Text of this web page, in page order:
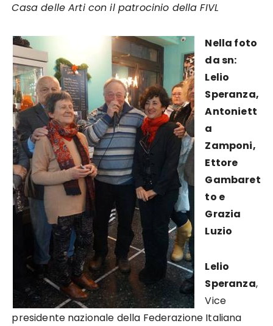
Casa delle Arti con il patrocinio della FIVL
Nella foto
da sn:
Lelio
Speranza,
Antoniett
a
Zamponi,
Ettore
Gambaret
to e
Grazia
Luzio
Lelio
Speranza,
Vice
presidente nazionale della Federazione Italiana